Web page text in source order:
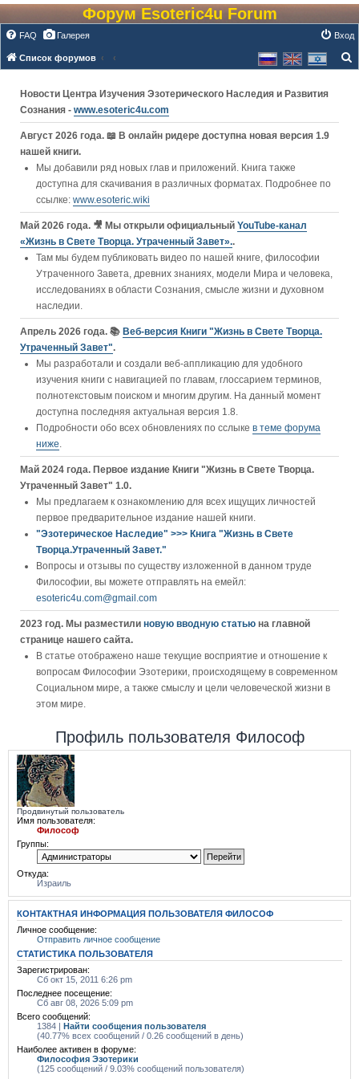
Форум Esoteric4u Forum
FAQ Галерея Вход
Список форумов
Новости Центра Изучения Эзотерического Наследия и Развития
Сознания - www.esoteric4u.com
Август 2026 года. 📖 В онлайн ридере доступна новая версия 1.9
нашей книги.
Мы добавили ряд новых глав и приложений. Книга также
доступна для скачивания в различных форматах. Подробнее по
ссылке: www.esoteric.wiki
Май 2026 года. 🎥 Мы открыли официальный YouTube‑канал
«Жизнь в Свете Творца. Утраченный Завет»..
Там мы будем публиковать видео по нашей книге, философии
Утраченного Завета, древних знаниях, модели Мира и человека,
исследованиях в области Сознания, смысле жизни и духовном
наследии.
Апрель 2026 года. 📚 Веб-версия Книги "Жизнь в Свете Творца.
Утраченный Завет".
Мы разработали и создали веб-аппликацию для удобного
изучения книги c навигацией по главам, глоссарием терминов,
полнотекстовым поиском и многим другим. На данный момент
доступна последняя актуальная версия 1.8.
Подробности обо всех обновлениях по сслыке в теме форума
ниже.
Май 2024 года. Первое издание Книги "Жизнь в Свете Творца.
Утраченный Завет" 1.0.
Мы предлагаем к ознакомлению для всех ищущих личностей
первое предварительное издание нашей книги.
"Эзотерическое Наследие" >>> Книга "Жизнь в Свете
Творца.Утраченный Завет."
Вопросы и отзывы по существу изложенной в данном труде
Философии, вы можете отправлять на емейл:
esoteric4u.com@gmail.com
2023 год. Мы разместили новую вводную статью на главной
странице нашего сайта.
В статье отображено наше текущие восприятие и отношение к
вопросам Философии Эзотерики, происходящему в современном
Социальном мире, а также смыслу и цели человеческой жизни в
этом мире.
Профиль пользователя Философ
Продвинутый пользователь
Имя пользователя:
Философ
Группы:
Откуда:
Израиль
КОНТАКТНАЯ ИНФОРМАЦИЯ ПОЛЬЗОВАТЕЛЯ ФИЛОСОФ
Личное сообщение:
Отправить личное сообщение
СТАТИСТИКА ПОЛЬЗОВАТЕЛЯ
Зарегистрирован:
Сб окт 15, 2011 6:26 pm
Последнее посещение:
Сб авг 08, 2026 5:09 pm
Всего сообщений:
1384 | Найти сообщения пользователя
(40.77% всех сообщений / 0.26 сообщений в день)
Наиболее активен в форуме:
Философия Эзотерики
(125 сообщений / 9.03% сообщений пользователя)